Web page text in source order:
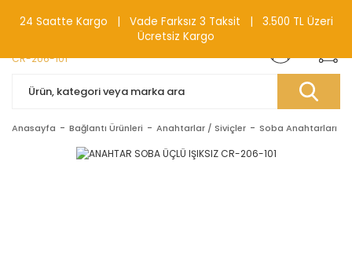
0(212) 240 87 88
Anasayfa Bağlantı Ürünleri Anahtarlar / Siviçler Soba Anahtarları
24 Saatte Kargo | Vade Farksız 3 Taksit | 3.500 TL Üzeri
Ücretsiz Kargo